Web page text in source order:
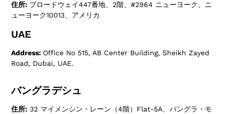
住所: ブロードウェイ447番地、2階、#2964 ニューヨーク、ニ
ューヨーク10013、アメリカ
UAE
Address: Office No 515, AB Center Building, Sheikh Zayed
Road, Dubai, UAE.
バングラデシュ
住所: 32 マイメンシン・レーン（4階）Flat-5A、バングラ・モ